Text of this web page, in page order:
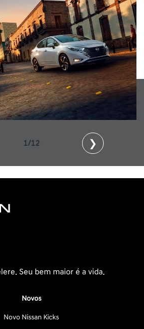
1/12 ❯
Seu bem maior é a vida.
Novos
Novo Nissan Kicks